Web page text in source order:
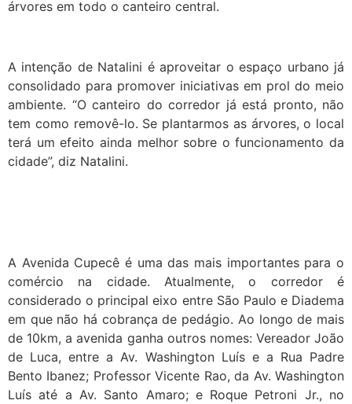
árvores em todo o canteiro central.
A intenção de Natalini é aproveitar o espaço urbano já
consolidado para promover iniciativas em prol do meio
ambiente. “O canteiro do corredor já está pronto, não
tem como removê-lo. Se plantarmos as árvores, o local
terá um efeito ainda melhor sobre o funcionamento da
cidade”, diz Natalini.
A Avenida Cupecê é uma das mais importantes para o
comércio na cidade. Atualmente, o corredor é
considerado o principal eixo entre São Paulo e Diadema
em que não há cobrança de pedágio. Ao longo de mais
de 10km, a avenida ganha outros nomes: Vereador João
de Luca, entre a Av. Washington Luís e a Rua Padre
Bento Ibanez; Professor Vicente Rao, da Av. Washington
Luís até a Av. Santo Amaro; e Roque Petroni Jr., no